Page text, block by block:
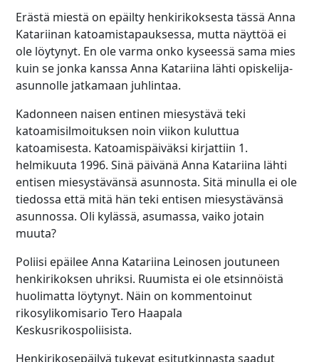
Erästä miestä on epäilty henkirikoksesta tässä Anna
Katariinan katoamistapauksessa, mutta näyttöä ei
ole löytynyt. En ole varma onko kyseessä sama mies
kuin se jonka kanssa Anna Katariina lähti opiskelija-
asunnolle jatkamaan juhlintaa.
Kadonneen naisen entinen miesystävä teki
katoamisilmoituksen noin viikon kuluttua
katoamisesta. Katoamispäiväksi kirjattiin 1.
helmikuuta 1996. Sinä päivänä Anna Katariina lähti
entisen miesystävänsä asunnosta. Sitä minulla ei ole
tiedossa että mitä hän teki entisen miesystävänsä
asunnossa. Oli kylässä, asumassa, vaiko jotain
muuta?
Poliisi epäilee Anna Katariina Leinosen joutuneen
henkirikoksen uhriksi. Ruumista ei ole etsinnöistä
huolimatta löytynyt. Näin on kommentoinut
rikosylikomisario Tero Haapala
Keskusrikospoliisista.
Henkirikosepäilyä tukevat esitutkinnasta saadut